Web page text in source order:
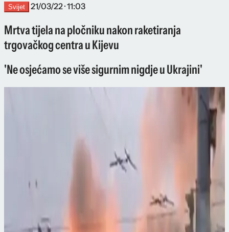
Svijet 21/03/22 · 11:03
Mrtva tijela na pločniku nakon raketiranja
trgovačkog centra u Kijevu
'Ne osjećamo se više sigurnim nigdje u Ukrajini'